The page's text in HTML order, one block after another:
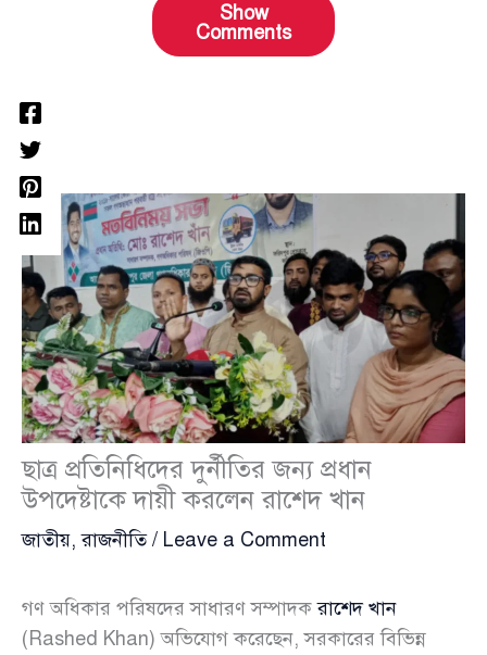
Show
Comments
ছাত্র প্রতিনিধিদের দুর্নীতির জন্য প্রধান
উপদেষ্টাকে দায়ী করলেন রাশেদ খান
জাতীয়,রাজনীতি/ Leave a Comment
গণ অধিকার পরিষদের সাধারণ সম্পাদকরাশেদ খান
(Rashed Khan) অভিযোগ করেছেন, সরকারের বিভিন্ন